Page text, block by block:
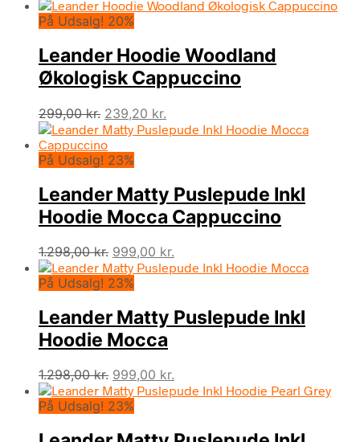
På Udsalg! 20%
Leander Hoodie Woodland
Økologisk Cappuccino
299,00kr. Den
oprindelige
pris
var:
239,20 kr.
aktuelle
På Udsalg! 23%
Leander Matty Puslepude Inkl
Hoodie Mocca Cappuccino
1.298,00kr. Den
oprindelige
pris
1.298,00 kr..
999,00 kr.
aktuelle
999,00 kr..
På Udsalg! 23%
Leander Matty Puslepude Inkl
Hoodie Mocca
1.298,00kr. Den
oprindelige
pris
1.298,00 kr..
999,00 kr.
aktuelle
999,00 kr..
På Udsalg! 23%